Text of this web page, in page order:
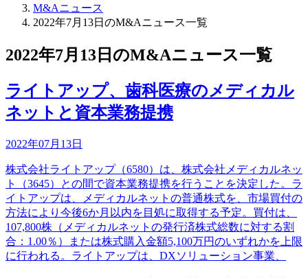
M&Aニュース
2022年7月13日のM&Aニュース一覧
2022年7月13日のM&Aニュース一覧
ライトアップ、歯科医療のメディカル
ネットと資本業務提携
2022年07月13日
株式会社ライトアップ（6580）は、株式会社メディカルネッ
ト（3645）との間で資本業務提携を行うことを決定した。ラ
イトアップは、メディカルネットの普通株式を、市場買付の
方法により今後6か月以内を目処に取得する予定。買付は、
107,800株（メディカルネットの発行済株式総数に対する割
合：1.00％）または株式購入金額5,100万円のいずれかを上限
に行われる。ライトアップは、DXソリューション事業、